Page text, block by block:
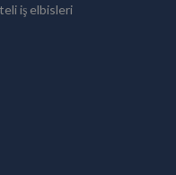
iş elbisleri